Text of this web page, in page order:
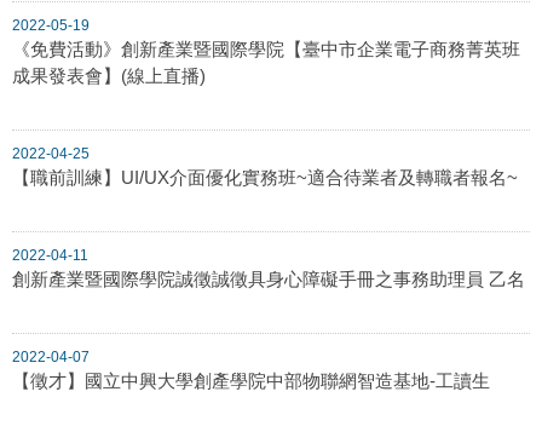
2022-05-19
《免費活動》創新產業暨國際學院【臺中市企業電子商務菁英班
成果發表會】(線上直播)
2022-04-25
【職前訓練】UI/UX介面優化實務班~適合待業者及轉職者報名~
2022-04-11
創新產業暨國際學院誠徵誠徵具身心障礙手冊之事務助理員 乙名
2022-04-07
【徵才】國立中興大學創產學院中部物聯網智造基地-工讀生